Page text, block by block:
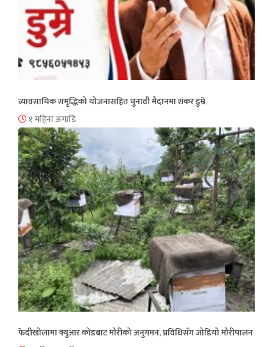
व्यावसायिक समृद्धिको योजनासहित चुनावी मैदानमा शंकर डुम्रे
१ महिना अगाडि
फेदीखोलामा क्युआर कोडबाट मौरीको अनुगमन, प्रविधिसँग जोडियो मौरीपालन